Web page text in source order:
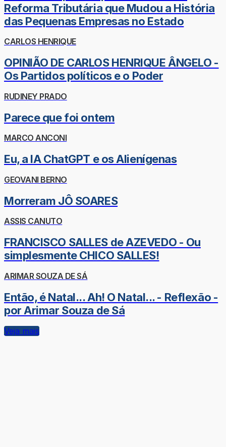
Reforma Tributária que Mudou a História
das Pequenas Empresas no Estado
CARLOS HENRIQUE
OPINIÃO DE CARLOS HENRIQUE ÂNGELO -
Os Partidos políticos e o Poder
RUDINEY PRADO
Parece que foi ontem
MARCO ANCONI
Eu, a IA ChatGPT e os Alienígenas
GEOVANI BERNO
Morreram JÔ SOARES
ASSIS CANUTO
FRANCISCO SALLES de AZEVEDO - Ou
simplesmente CHICO SALLES!
ARIMAR SOUZA DE SÁ
Então, é Natal... Ah! O Natal... - Reflexão -
por Arimar Souza de Sá
Veja mais